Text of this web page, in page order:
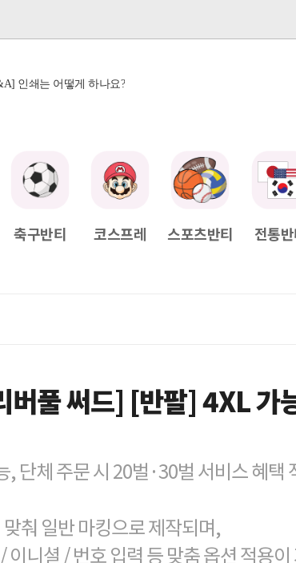
인쇄는 어떻게 하나요? [Q&A] 배송
축구반티 코스프레 스포츠반티 전통
풀 써드] [반팔] 4XL 가
, 단체 주문 시 20벌·30벌 서비스 혜택
춰 일반 마킹으로 제작되며,
이니셜 / 번호 입력 등 맞춤 옵션 적용